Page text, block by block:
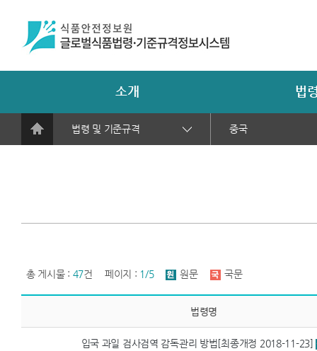
소개 법
법령 및 기준규격 중국
총 게시물 : 47건 페이지 : 1/5 원문 국문
법령명
입국 과일 검사검역 감독관리 방법[최종개정 2018-11-23]